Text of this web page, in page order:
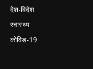
देश-विदेश
स्वास्थ्य
कोविड-19